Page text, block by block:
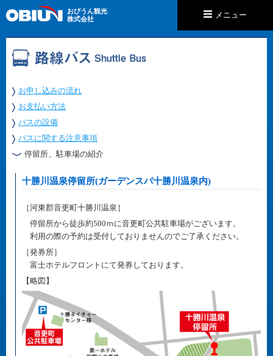
おびうん観光
株式会社
メニュー
お申し込みの流れ
お支払い方法
バスの設備
バスに関する注意事項
停留所、駐車場の紹介
十勝川温泉停留所(ガーデンスパ十勝川温泉内)
［河東郡音更町十勝川温泉］
停留所から徒歩約500ｍに音更町公共駐車場がございます。
利用の際の予約は受付しておりませんのでご了承ください。
［発券所］
富士ホテルフロントにて発券しております。
【略図】